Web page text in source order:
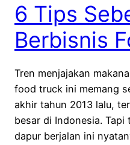
6 Tips
Berbisnis
Tren menjajakan
food truck ini memang
akhir tahun 2013 lalu,
besar di Indonesia.
dapur berjalan ini